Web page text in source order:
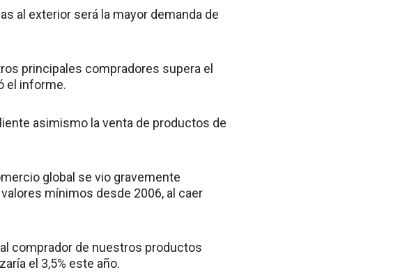
al exterior será la mayor demanda de
principales compradores supera el
el informe.
asimismo la venta de productos de
global se vio gravemente
mínimos desde 2006, al caer
comprador de nuestros productos
el 3,5% este año.